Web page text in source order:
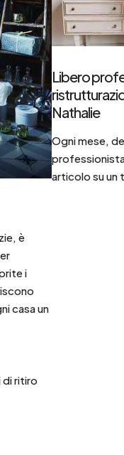
è
i
casa un
Libero
Nathalie
Ogni mese,
articolo su un
di ritiro